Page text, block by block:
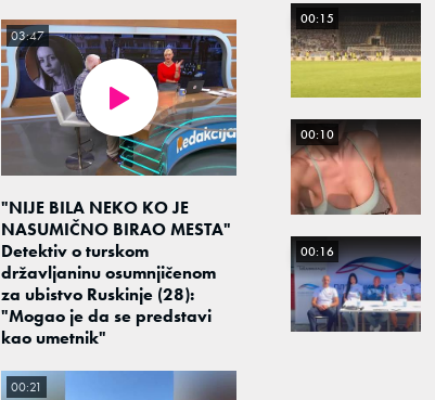
"NIJE BILA NEKO KO JE
NASUMIČNO BIRAO MESTA"
Detektiv o turskom
državljaninu osumnjičenom
za ubistvo Ruskinje (28):
"Mogao je da se predstavi
kao umetnik"
03:47
00:21
00:15
00:10
00:16